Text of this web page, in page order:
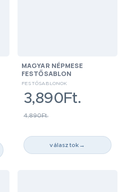
MAGYAR NÉPMESE
FESTŐSABLON
FESTŐSABLONOK
4,890Ft.
3,890Ft.
választok →